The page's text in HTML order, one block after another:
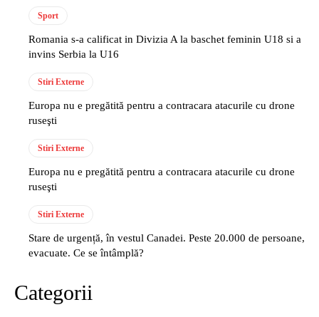
Sport
Romania s-a calificat in Divizia A la baschet feminin U18 si a
invins Serbia la U16
Stiri Externe
Europa nu e pregătită pentru a contracara atacurile cu drone
ruseşti
Stiri Externe
Europa nu e pregătită pentru a contracara atacurile cu drone
ruseşti
Stiri Externe
Stare de urgență, în vestul Canadei. Peste 20.000 de persoane,
evacuate. Ce se întâmplă?
Categorii